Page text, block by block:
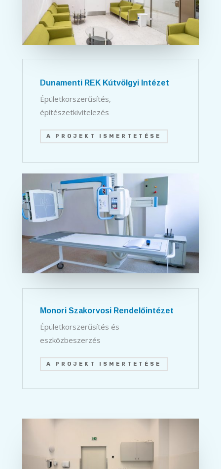
Dunamenti REK Kútvölgyi Intézet
Épületkorszerűsítés,
építészetkivitelezés
A PROJEKT ISMERTETÉSE
Monori Szakorvosi Rendelőintézet
Épületkorszerűsítés és
eszközbeszerzés
A PROJEKT ISMERTETÉSE